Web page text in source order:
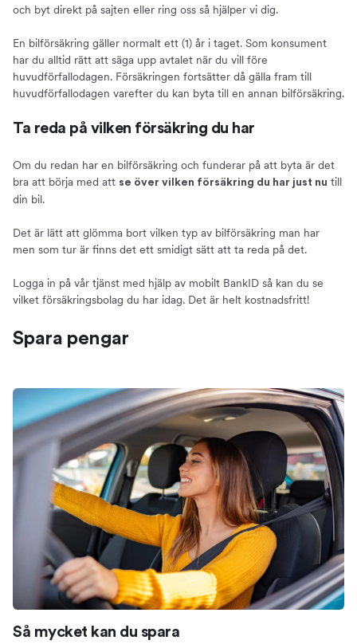
och byt direkt på sajten eller ring oss så hjälper vi dig.
En bilförsäkring gäller normalt ett (1) år i taget. Som konsument
har du alltid rätt att säga upp avtalet när du vill före
huvudförfallodagen. Försäkringen fortsätter då gälla fram till
huvudförfallodagen varefter du kan byta till en annan bilförsäkring.
Ta reda på vilken försäkring du har
Om du redan har en bilförsäkring och funderar på att byta är det
bra att börja med att se över vilken försäkring du har just nu till
din bil.
Det är lätt att glömma bort vilken typ av bilförsäkring man har
men som tur är finns det ett smidigt sätt att ta reda på det.
Logga in på vår tjänst med hjälp av mobilt BankID så kan du se
vilket försäkringsbolag du har idag. Det är helt kostnadsfritt!
Spara pengar
Så mycket kan du spara